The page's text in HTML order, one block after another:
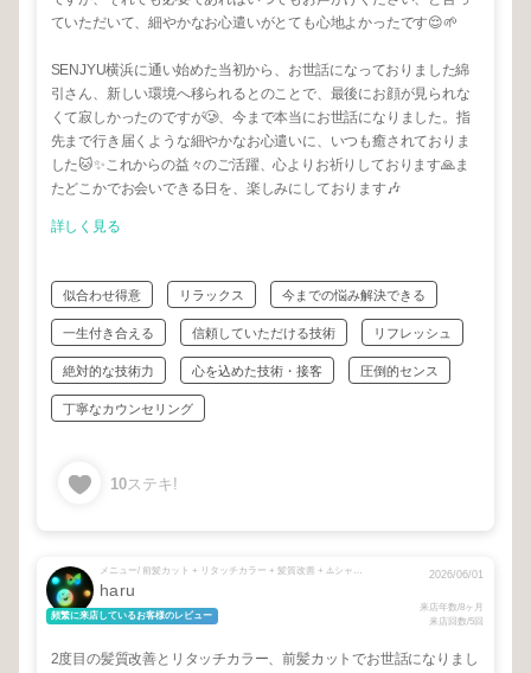
ていただいて、細やかなお心遣いがとても心地よかったです😌🌱
SENJYU横浜に通い始めた当初から、お世話になっておりました綿
引さん、新しい環境へ移られるとのことで、最後にお顔が見られな
くて寂しかったのですが🥲、今まで本当にお世話になりました。指
先まで行き届くような細やかなお心遣いに、いつも癒されておりま
した🐱✨これからの益々のご活躍、心よりお祈りしております🙏ま
たどこかでお会いできる日を、楽しみにしております🎶
詳しく見る
似合わせ得意 リラックス 今までの悩み解決できる
一生付き合える 信頼していただける技術 リフレッシュ
絶対的な技術力 心を込めた技術・接客 圧倒的センス
丁寧なカウンセリング
10ステキ!
メニュー/ 前髪カット + リタッチカラー + 髪質改善 + ⚠️シャンプーブローをお選びください🙇 + 【180分相談枠】
haru
頻繁に来店しているお客様のレビュー
2026/06/01
来店年数/8ヶ月
来店回数/5回
2度目の髪質改善とリタッチカラー、前髪カットでお世話になりまし